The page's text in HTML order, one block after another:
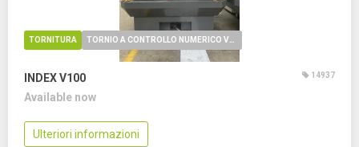
TORNITURA
INDEX V100 14937
Available now
Ulteriori informazioni